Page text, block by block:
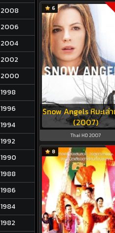
2008
2006
2004
2002
2000
1998
1996
1994
1992
1990
1988
1986
1984
1982
Snow Angels หิมะเล่า
(2007)
6
Thai HD 2007
8